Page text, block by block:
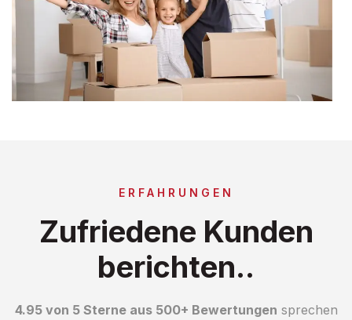
ERFAHRUNGEN
Zufriedene Kunden
berichten..
4.95 von 5 Sterne aus 500+ Bewertungen sprechen